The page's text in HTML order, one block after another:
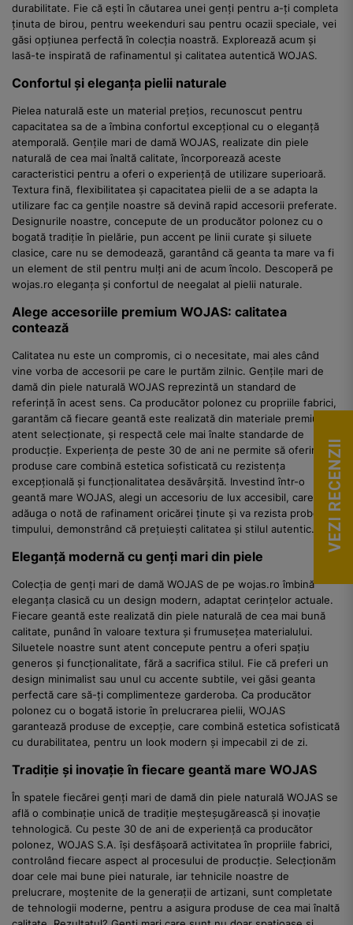
durabilitate. Fie că ești în căutarea unei genți pentru a-ți completa
ținuta de birou, pentru weekenduri sau pentru ocazii speciale, vei
găsi opțiunea perfectă în colecția noastră. Explorează acum și
lasă-te inspirată de rafinamentul și calitatea autentică WOJAS.
Confortul și eleganța pielii naturale
Pielea naturală este un material prețios, recunoscut pentru
capacitatea sa de a îmbina confortul excepțional cu o eleganță
atemporală. Gențile mari de damă WOJAS, realizate din piele
naturală de cea mai înaltă calitate, încorporează aceste
caracteristici pentru a oferi o experiență de utilizare superioară.
Textura fină, flexibilitatea și capacitatea pielii de a se adapta la
utilizare fac ca gențile noastre să devină rapid accesorii preferate.
Designurile noastre, concepute de un producător polonez cu o
bogată tradiție în pielărie, pun accent pe linii curate și siluete
clasice, care nu se demodează, garantând că geanta ta mare va fi
un element de stil pentru mulți ani de acum încolo. Descoperă pe
wojas.ro eleganța și confortul de neegalat al pielii naturale.
Alege accesoriile premium WOJAS: calitatea
contează
Calitatea nu este un compromis, ci o necesitate, mai ales când
vine vorba de accesorii pe care le purtăm zilnic. Gențile mari de
damă din piele naturală WOJAS reprezintă un standard de
referință în acest sens. Ca producător polonez cu propriile fabrici,
garantăm că fiecare geantă este realizată din materiale premium,
atent selecționate, și respectă cele mai înalte standarde de
producție. Experiența de peste 30 de ani ne permite să oferim
produse care combină estetica sofisticată cu rezistența
excepțională și funcționalitatea desăvârșită. Investind într-o
geantă mare WOJAS, alegi un accesoriu de lux accesibil, care va
adăuga o notă de rafinament oricărei ținute și va rezista probei
timpului, demonstrând că prețuiești calitatea și stilul autentic.
Eleganță modernă cu genți mari din piele
Colecția de genți mari de damă WOJAS de pe wojas.ro îmbină
eleganța clasică cu un design modern, adaptat cerințelor actuale.
Fiecare geantă este realizată din piele naturală de cea mai bună
calitate, punând în valoare textura și frumusețea materialului.
Siluetele noastre sunt atent concepute pentru a oferi spațiu
generos și funcționalitate, fără a sacrifica stilul. Fie că preferi un
design minimalist sau unul cu accente subtile, vei găsi geanta
perfectă care să-ți complimenteze garderoba. Ca producător
polonez cu o bogată istorie în prelucrarea pielii, WOJAS
garantează produse de excepție, care combină estetica sofisticată
cu durabilitatea, pentru un look modern și impecabil zi de zi.
Tradiție și inovație în fiecare geantă mare WOJAS
În spatele fiecărei genți mari de damă din piele naturală WOJAS se
află o combinație unică de tradiție meșteșugărească și inovație
tehnologică. Cu peste 30 de ani de experiență ca producător
polonez, WOJAS S.A. își desfășoară activitatea în propriile fabrici,
controlând fiecare aspect al procesului de producție. Selecționăm
doar cele mai bune piei naturale, iar tehnicile noastre de
prelucrare, moștenite de la generații de artizani, sunt completate
de tehnologii moderne, pentru a asigura produse de cea mai înaltă
VEZI RECENZII